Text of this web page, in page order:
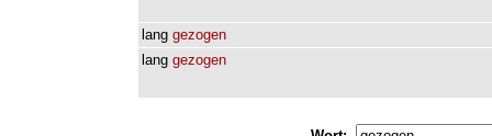
lang gezogen
lang gezogen